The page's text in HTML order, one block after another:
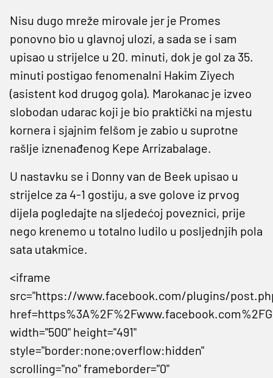
Nisu dugo mreže mirovale jer je Promes
ponovno bio u glavnoj ulozi, a sada se i sam
upisao u strijelce u 20. minuti, dok je gol za 35.
minuti postigao fenomenalni Hakim Ziyech
(asistent kod drugog gola). Marokanac je izveo
slobodan udarac koji je bio praktički na mjestu
kornera i sjajnim felšom je zabio u suprotne
rašlje iznenađenog Kepe Arrizabalage.
U nastavku se i Donny van de Beek upisao u
strijelce za 4-1 gostiju, a sve golove iz prvog
dijela pogledajte na sljedećoj poveznici, prije
nego krenemo u totalno ludilo u posljednjih pola
sata utakmice.
<iframe
src="https://www.facebook.com/plugins/
width="500" height="491"
style="border:none;overflow:hidden"
scrolling="no" frameborder="0"